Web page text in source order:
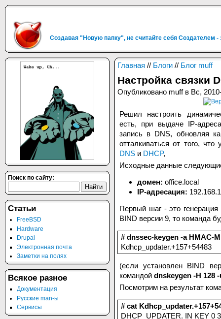
Создавая "Новую папку", не считайте себя Создателем
Главная // Блоги // Блог muff
Настройка связки
Опубликовано muff в Вс,
Решил настроить
есть, при выдаче IP-
запись в DNS, обновляя
отталкиваться от того,
DNS и DHCP,
Исходные данные
домен: office.local
IP-адресация:
Первый шаг - это
BIND версии 9, то команда
# dnssec-keygen -a HMAC-
Kdhcp_updater.+157+54483
(если установлен BIND
командой dnskeygen -H 128
Посмотрим на результат
# cat
DHCP_UPDATER. IN KEY 0
Поиск по сайту:
Статьи
FreeBSD
Hardware
Drupal
Электронная почта
Заметки на полях
Всякое разное
Документация
Русские man-ы
Сервисы